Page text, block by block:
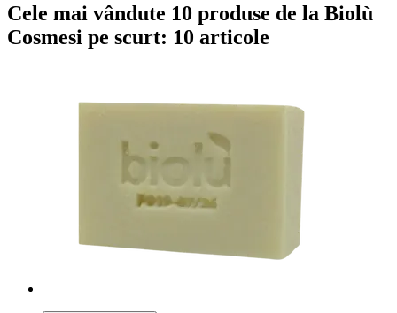
Cele mai vândute 10 produse de la Biolù
Cosmesi pe scurt: 10 articole